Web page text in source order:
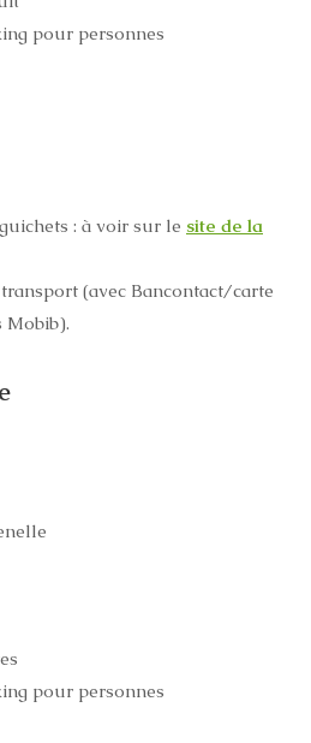
pour personnes
: à voir sur le site de la
(avec Bancontact/carte
pour personnes